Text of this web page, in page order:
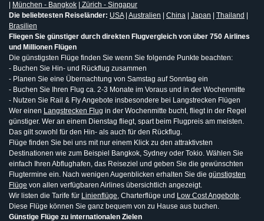
München - Bangkok
Zürich - Singapur
Die beliebtesten Reiseländer: USA| Australien China Japan Thailand
Brasilien
Fliegen Sie günstiger durch direkten Flugvergleich von über 750 Airlines
und Millionen Flügen
Die günstigsten Flüge finden Sie wenn Sie folgende Punkte beachten:
- Buchen Sie Hin- und Rückflug zusammen
- Planen Sie eine Übernachtung von Samstag auf Sonntag ein
- Buchen Sie Ihren Flug ca. 2-3 Monate im Voraus und in der Wochenmitte
- Nutzen Sie Rail & Fly Angebote insbesondere bei Langstrecken Flügen
Wer einen Langstrecken Flug in der Wochenmitte bucht, fliegt in der Regel
günstiger. Wer an einem Dienstag fliegt, spart beim Flugpreis am meisten.
Das gilt sowohl für den Hin- als auch für den Rückflug.
Flüge finden Sie bei uns mit nur einem Klick zu den attraktivsten
Destinationen wie zum Beispiel Bangkok, Sydney oder Tokio. Wählen Sie
einfach Ihren Abflughafen, das Reiseziel und geben Sie die gewünschten
Flugtermine ein. Nach wenigen Augenblicken erhalten Sie die günstigsten
Flüge von allen verfügbaren Airlines übersichtlich angezeigt.
Wir listen die Tarife für Linienflüge, Charterflüge und Low Cost Angebote.
Diese Flüge können Sie ganz bequem von zu Hause aus buchen.
Günstige Flüge zu internationalen Zielen